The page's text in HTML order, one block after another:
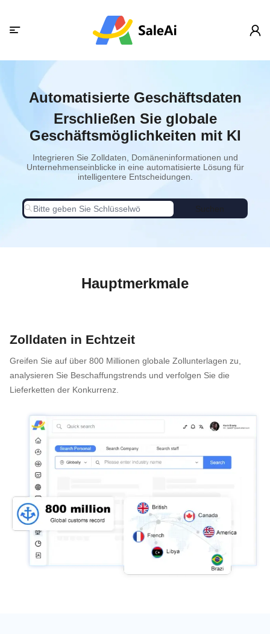
Automatisierte Geschäftsdaten
Erschließen Sie globale
Geschäftsmöglichkeiten mit KI
Integrieren Sie Zolldaten, Domäneninformationen und
Unternehmenseinblicke in eine automatisierte Lösung für
intelligentere Entscheidungen.
Suchen
Hauptmerkmale
Zolldaten in Echtzeit
Greifen Sie auf über 800 Millionen globale Zollunterlagen zu,
analysieren Sie Beschaffungstrends und verfolgen Sie die
Lieferketten der Konkurrenz.